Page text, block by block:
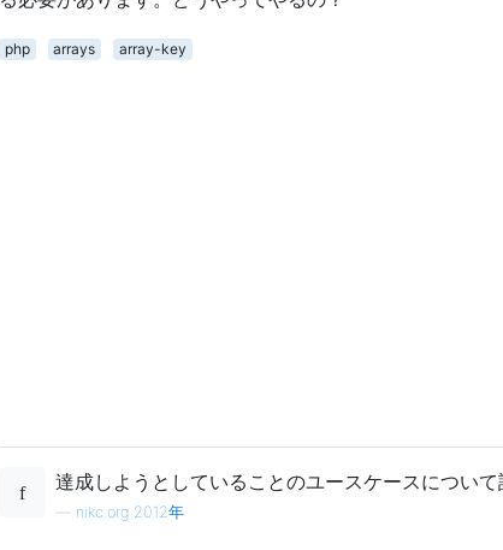
php arrays array-key
達成しようとしていることのユースケースについ
nikc.org 2012年